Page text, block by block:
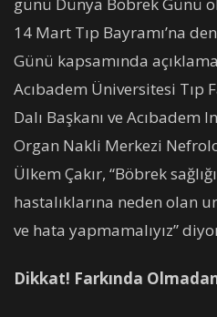
14 Mart Tıp Bayramı’na
Günü kapsamında
Acıbadem Üniversitesi
Dalı Başkanı ve Acıbadem
Organ Nakli Merkezi
Ülkem Çakır, “Böbrek
hastalıklarına neden olan
ve hata yapmamalıyız”
Dikkat! Farkında